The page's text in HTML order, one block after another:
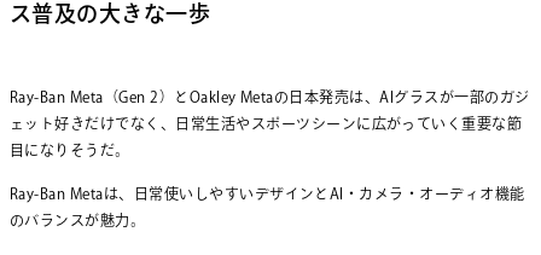
ス普及の大きな一歩
Ray-Ban Meta（Gen 2）とOakley Metaの日本発売は、AIグラスが一部のガジ
ェット好きだけでなく、日常生活やスポーツシーンに広がっていく重要な節
目になりそうだ。
Ray-Ban Metaは、日常使いしやすいデザインとAI・カメラ・オーディオ機能
のバランスが魅力。